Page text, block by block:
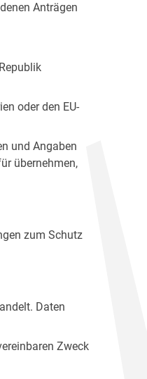
Anträgen
oder den EU-
und Angaben
übernehmen,
zum Schutz
Daten
Zweck